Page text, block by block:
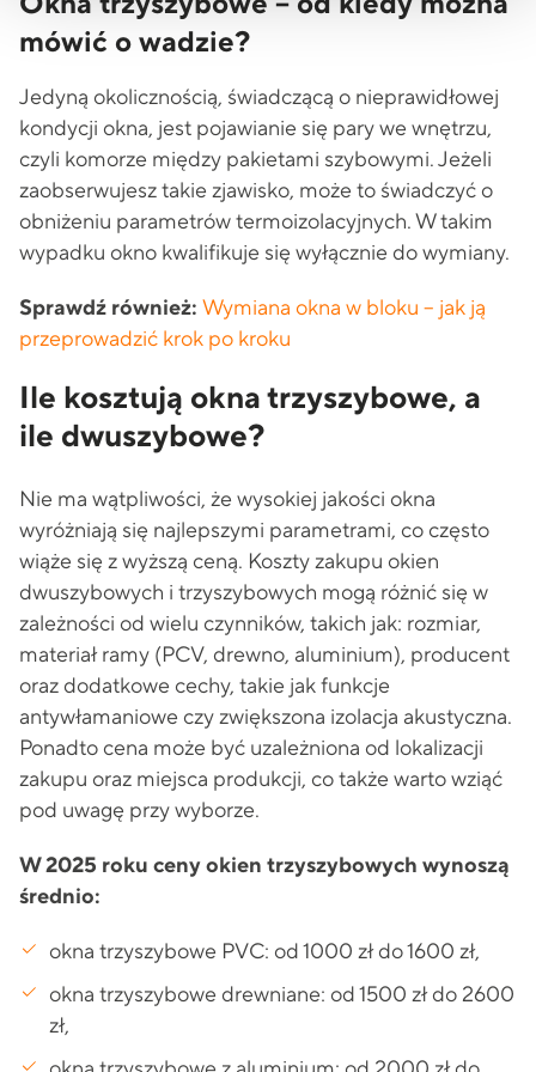
mówić o wadzie?
Jedyną okolicznością, świadczącą o nieprawidłowej
kondycji okna, jest pojawianie się pary we wnętrzu,
czyli komorze między pakietami szybowymi. Jeżeli
zaobserwujesz takie zjawisko, może to świadczyć o
obniżeniu parametrów termoizolacyjnych. W takim
wypadku okno kwalifikuje się wyłącznie do wymiany.
Sprawdź również: Wymiana okna w bloku – jak ją
przeprowadzić krok po kroku
Ile kosztują okna trzyszybowe, a
ile dwuszybowe?
Nie ma wątpliwości, że wysokiej jakości okna
wyróżniają się najlepszymi parametrami, co często
wiąże się z wyższą ceną. Koszty zakupu okien
dwuszybowych i trzyszybowych mogą różnić się w
zależności od wielu czynników, takich jak: rozmiar,
materiał ramy (PCV, drewno, aluminium), producent
oraz dodatkowe cechy, takie jak funkcje
antywłamaniowe czy zwiększona izolacja akustyczna.
Ponadto cena może być uzależniona od lokalizacji
zakupu oraz miejsca produkcji, co także warto wziąć
pod uwagę przy wyborze.
W 2025 roku ceny okien trzyszybowych wynoszą
średnio:
okna trzyszybowe PVC: od 1000 zł do 1600 zł,
okna trzyszybowe drewniane: od 1500 zł do 2600
zł,